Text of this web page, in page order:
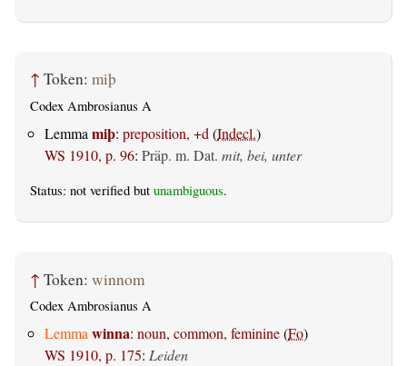
↑ Token: miþ
Codex Ambrosianus A
Lemma miþ: preposition, +d (Indecl.)
WS 1910, p. 96: Präp. m. Dat. mit, bei, unter
Status: not verified but unambiguous.
↑ Token: winnom
Codex Ambrosianus A
Lemmawinna: noun, common, feminine(Fo)
WS 1910, p. 175: Leiden